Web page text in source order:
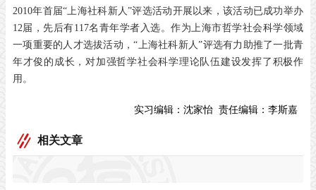
2010年首届“上海社科新人”评选活动开展以来，该活动已成功举办
12届，先后有117名青年学者入选。作为上海市哲学社会科学领域
一项重要的人才选拔活动，“上海社科新人”评选有力助推了一批青
年才俊的成长，对加强哲学社会科学理论队伍建设发挥了积极作
用。
实习编辑： 沈家怡 责任编辑： 李斯嘉
相关文章